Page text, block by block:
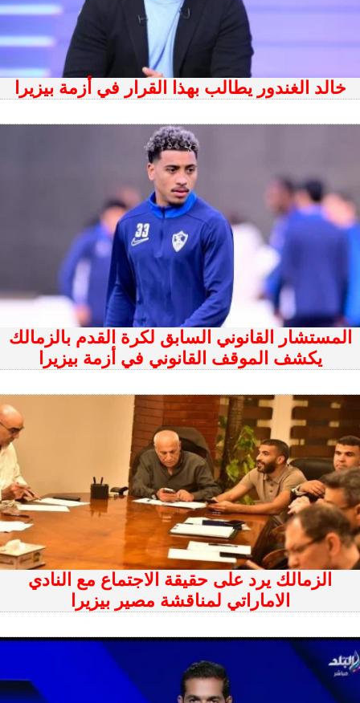
خالد الغندور يطالب بهذا القرار في أزمة بيزيرا
المستشار القانوني السابق لكرة القدم بالزمالك
يكشف الموقف القانوني في أزمة بيزيرا
الزمالك يرد على حقيقة الاجتماع مع النادي
الاماراتي لمناقشة مصير بيزيرا